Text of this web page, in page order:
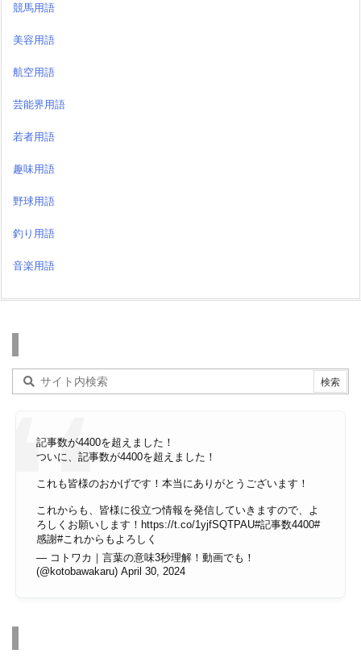
競馬用語
美容用語
航空用語
芸能界用語
若者用語
趣味用語
野球用語
釣り用語
音楽用語
記事数が4400を超えました！
ついに、記事数が4400を超えました！
これも皆様のおかげです！本当にありがとうございます！
これからも、皆様に役立つ情報を発信していきますので、よ
ろしくお願いします！ https://t.co/1yjfSQTPAU#記事数4400#
感謝#これからもよろしく
— コトワカ｜言葉の意味3秒理解！動画でも！
(@kotobawakaru) April 30, 2024